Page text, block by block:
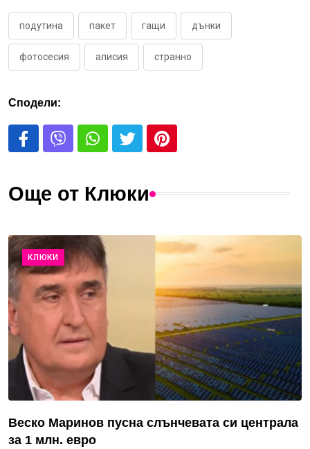
подутина пакет гащи дънки
фотосесия алисия странно
Сподели:
Още от Клюки
КЛЮКИ
Веско Маринов пусна слънчевата си централа
за 1 млн. евро